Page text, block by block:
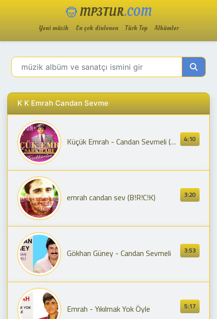
MP3TUR.COM
Yeni müzik En çok dinlenen Türk Top Albümler
K K Emrah Candan Sevme
4:10
Küçük Emrah - Candan Sevmeli (Orijinal Şarkı - Film Müziği) - EN İYİ ARABESK ŞARKILAR
3:20
emrah candan sev (B!R!C!K)
3:53
Gökhan Güney - Candan Sevmeli
5:17
Emrah - Yıkılmak Yok Öyle